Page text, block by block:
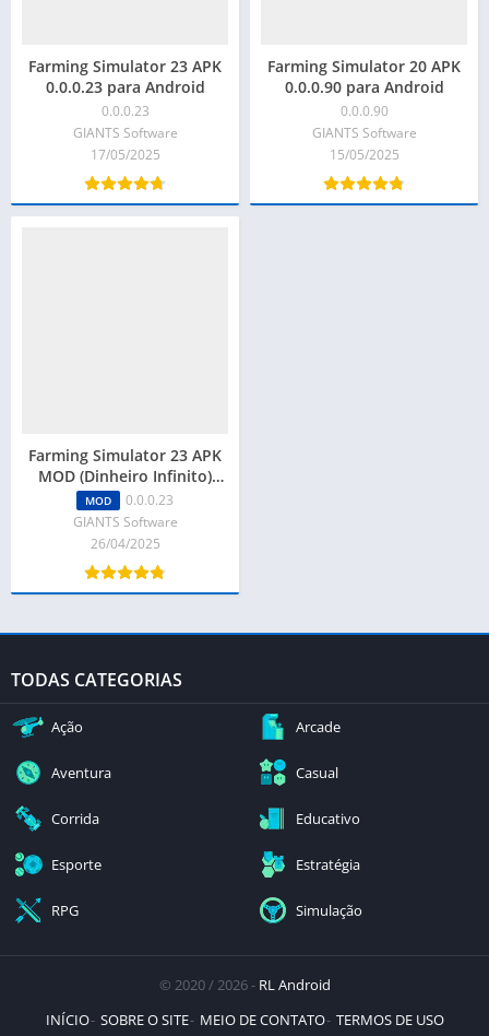
Farming Simulator 23 APK
0.0.0.23 para Android
0.0.0.23
GIANTS Software
17/05/2025
Farming Simulator 20 APK
0.0.0.90 para Android
0.0.0.90
GIANTS Software
15/05/2025
Farming Simulator 23 APK
MOD (Dinheiro Infinito)
0.0.0.23
MOD
0.0.0.23
GIANTS Software
26/04/2025
TODAS CATEGORIAS
Ação Arcade
Aventura Casual
Corrida Educativo
Esporte Estratégia
RPG Simulação
© 2020 / 2026 - RL Android
INÍCIO SOBRE O SITE MEIO DE CONTATO TERMOS DE USO